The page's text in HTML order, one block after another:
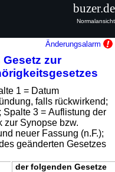
Änderungsalarm
Gesetz zur
1 = Datum
falls rückwirkend;
Spalte 3 = Auflistung der
zur Synopse bzw.
neuer Fassung (n.F.);
geänderten Gesetzes
der folgenden Gesetze
buzer.de
Normalansicht